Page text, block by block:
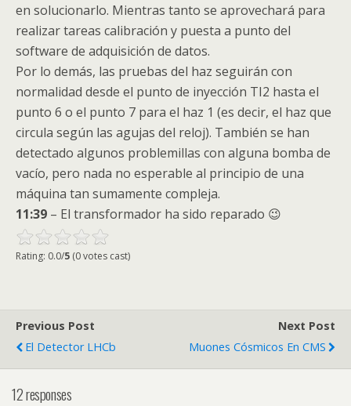
en solucionarlo. Mientras tanto se aprovechará para
realizar tareas calibración y puesta a punto del
software de adquisición de datos.
Por lo demás, las pruebas del haz seguirán con
normalidad desde el punto de inyección TI2 hasta el
punto 6 o el punto 7 para el haz 1 (es decir, el haz que
circula según las agujas del reloj). También se han
detectado algunos problemillas con alguna bomba de
vacío, pero nada no esperable al principio de una
máquina tan sumamente compleja.
11:39 – El transformador ha sido reparado 😉
Rating: 0.0/5 (0 votes cast)
Previous Post
El Detector LHCb
Next Post
Muones Cósmicos En CMS
12 responses